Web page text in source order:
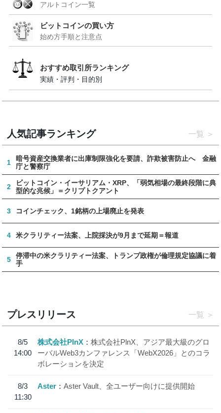
アルトコイン一覧
ビットコインの買い方
始め方手順と注意点
おすすめ取引所ランキング
実績・評判・目的別
人気記事ランキング 一覧
1
暗号資産交換業者に出庫制限強化を要請、詐欺被害防止へ 金融
庁と警察庁
2
ビットコイン・イーサリアム・XRP、「弱気相場の最終段階に典
型的な兆候」＝クリプトクアント
3 コインチェック、1銘柄の上場廃止を発表
4 米クラリティー法案、上院採決が9月まで延期＝報道
5
停滞中の米クラリティー法案、トランプ政権が倫理規定協議に着
手
プレスリリース 一覧
8/5
14:00
株式会社PlnX
株式会社PlnX、アジア最大級のグロ
ーバルWeb3カンファレンス「WebX2026」とのコラ
ボレーションを決定
8/3
11:30
Aster Aster Vault、全ユーザー向けに提供開始